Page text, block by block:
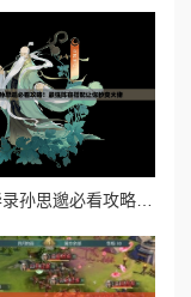
忘川风华录孙思邈必看攻略！最强阵容搭配让你秒变大佬